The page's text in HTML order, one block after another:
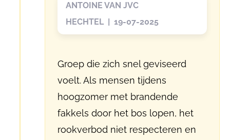
ANTOINE VAN JVC
HECHTEL | 19-07-2025
Groep die zich snel geviseerd
voelt. Als mensen tijdens
hoogzomer met brandende
fakkels door het bos lopen, het
rookverbod niet respecteren en